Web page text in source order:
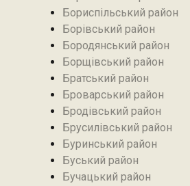
Бориспільський район
Борівський район
Бородянський район
Борщівський район‎
Братський район‎
Броварський район
Бродівський район‎
Брусилівський район‎
Буринський район
Буський район‎
Бучацький район